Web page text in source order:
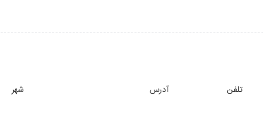
تلفن آدرس شهر